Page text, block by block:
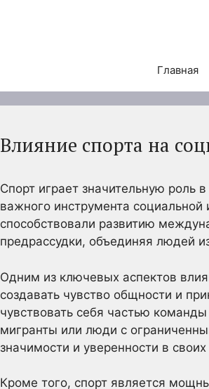
Главная
Влияние спорта на
Спорт играет значительную роль
важного инструмента
способствовали развитию
предрассудки, объединяя людей
Одним из ключевых аспектов
создавать чувство общности и
чувствовать себя частью
мигранты или люди с
значимости и уверенности в
Кроме того, спорт является